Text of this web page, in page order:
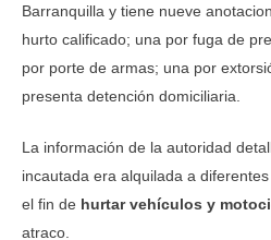
Barranquilla y tiene nueve
hurto calificado; una por fuga de
por porte de armas; una por
presenta detención domiciliaria.
La información de la autoridad
incautada era alquilada a
el fin de hurtar vehículos y
atraco.